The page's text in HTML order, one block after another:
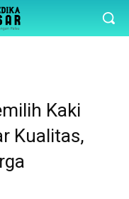
Kaki
Kualitas,